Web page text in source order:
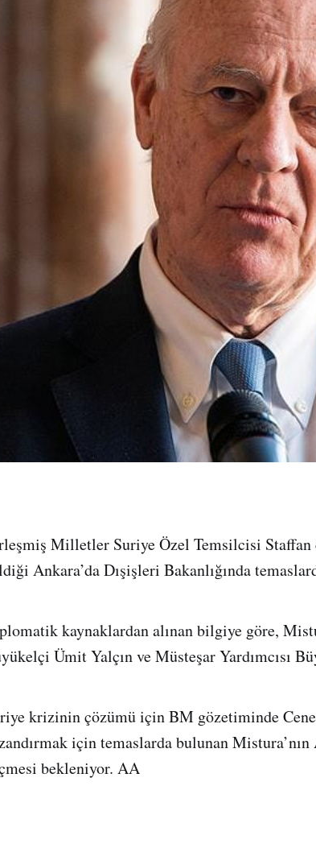
Milletler Suriye Özel Temsilcisi Staffan
Ankara’da Dışişleri Bakanlığında
kaynaklardan alınan bilgiye göre,
Ümit Yalçın ve Müsteşar Yardımcısı
krizinin çözümü için BM gözetiminde
için temaslarda bulunan Mistura’nın
bekleniyor. AA